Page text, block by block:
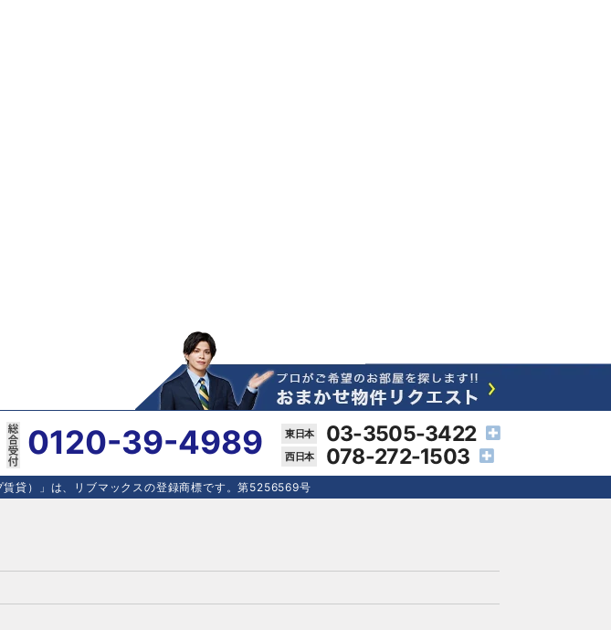
0120-39-4989
03-3505-3422
078-272-1503
貸）」は、リブマックスの登録商標です。第5256569号